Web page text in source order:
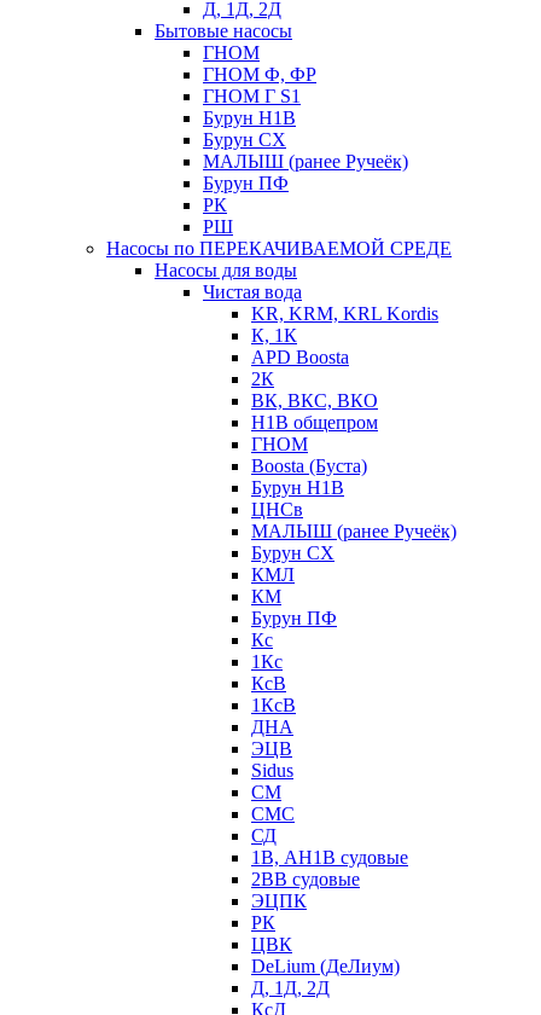
Д, 1Д, 2Д
Бытовые насосы
ГНОМ
ГНОМ Ф, ФР
ГНОМ Г S1
Бурун Н1В
Бурун СХ
МАЛЫШ (ранее Ручеёк)
Бурун ПФ
РК
РШ
Насосы по ПЕРЕКАЧИВАЕМОЙ СРЕДЕ
Насосы для воды
Чистая вода
KR, KRM, KRL Kordis
К, 1К
APD Boosta
2К
ВК, ВКС, ВКО
Н1В общепром
ГНОМ
Boosta (Буста)
Бурун Н1В
ЦНСв
МАЛЫШ (ранее Ручеёк)
Бурун СХ
КМЛ
КМ
Бурун ПФ
Кс
1Кс
КсВ
1КсВ
ДНА
ЭЦВ
Sidus
СМ
СМС
СД
1В, АН1В судовые
2ВВ судовые
ЭЦПК
РК
ЦВК
DeLium (ДеЛиум)
Д, 1Д, 2Д
КсД